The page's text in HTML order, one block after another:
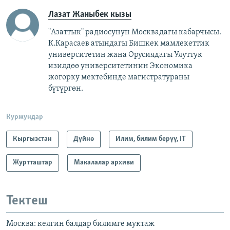
Лазат Жаныбек кызы
"Азаттык" радиосунун Москвадагы кабарчысы.
К.Карасаев атындагы Бишкек мамлекеттик
университетин жана Орусиядагы Улуттук
изилдөө университетинин Экономика
жогорку мектебинде магистратураны
бүтүргөн.
Куржундар
Кыргызстан Дүйнө Илим, билим берүү, IT
Журтташтар Макалалар архиви
Тектеш
Москва: келгин балдар билимге муктаж